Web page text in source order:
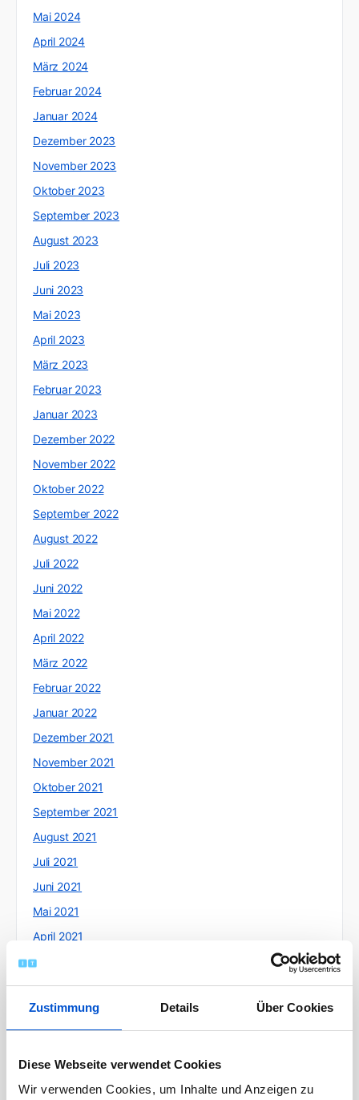
Zustimmung Details Über Cookies
Diese Webseite verwendet Cookies
Wir verwenden Cookies, um Inhalte und Anzeigen zu
Mai 2024
April 2024
März 2024
Februar 2024
Januar 2024
Dezember 2023
November 2023
Oktober 2023
September 2023
August 2023
Juli 2023
Juni 2023
Mai 2023
April 2023
März 2023
Februar 2023
Januar 2023
Dezember 2022
November 2022
Oktober 2022
September 2022
August 2022
Juli 2022
Juni 2022
Mai 2022
April 2022
März 2022
Februar 2022
Januar 2022
Dezember 2021
November 2021
Oktober 2021
September 2021
August 2021
Juli 2021
Juni 2021
Mai 2021
April 2021
März 2021
Februar 2021
Januar 2021
Dezember 2020
November 2020
Oktober 2020